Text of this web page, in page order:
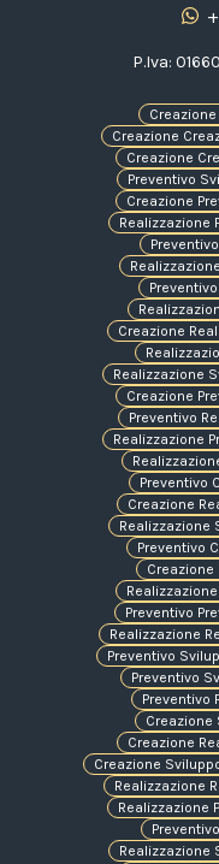
P.Iva:
Creazione
Creazione
Preventivo
Creazione
Realizzazione
Creazione
Realizzazione
Creazione
Preventivo
Realizzazione
Preventivo
Creazione
Realizzazione
Preventivo
Creazione
Preventivo
Realizzazione
Preventivo
Preventivo
Preventivo
Creazione
Creazione
Creazione
Realizzazione
Realizzazione
Realizzazione